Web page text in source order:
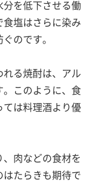
分を低下させる働
食塩はさらに染み
のです。
れる焼酎は、アル
。このように、食
ては料理酒より優
肉などの食材を
はたらきも期待で